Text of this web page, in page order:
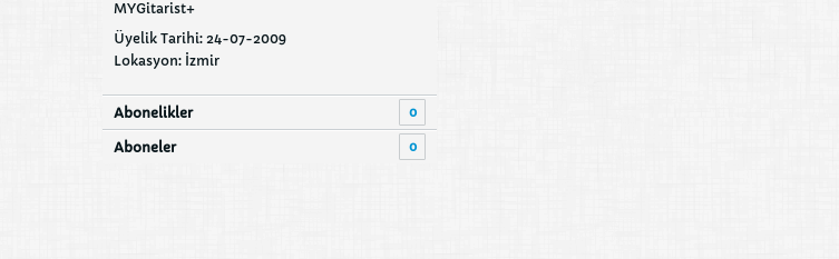
MYGitarist+
Üyelik Tarihi: 24-07-2009
Lokasyon: İzmir
Abonelikler 0
Aboneler 0